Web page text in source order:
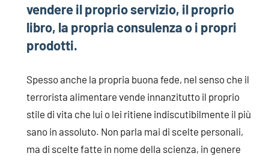
vendere il proprio servizio, il proprio
libro, la propria consulenza o i propri
prodotti.
Spesso anche la propria buona fede, nel senso che il
terrorista alimentare vende innanzitutto il proprio
stile di vita che lui o lei ritiene indiscutibilmente il più
sano in assoluto. Non parla mai di scelte personali,
ma di scelte fatte in nome della scienza, in genere